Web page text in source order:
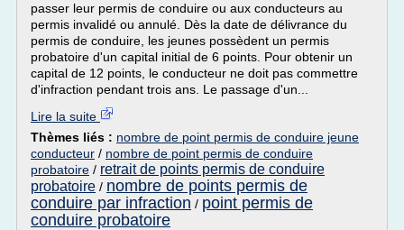
passer leur permis de conduire ou aux conducteurs au
permis invalidé ou annulé. Dès la date de délivrance du
permis de conduire, les jeunes possèdent un permis
probatoire d'un capital initial de 6 points. Pour obtenir un
capital de 12 points, le conducteur ne doit pas commettre
d'infraction pendant trois ans. Le passage d'un...
Lire la suite
Thèmes liés : nombre de point permis de conduire jeune
conducteur / nombre de point permis de conduire
probatoire / retrait de points permis de conduire
probatoire / nombre de points permis de
conduire par infraction / point permis de
conduire probatoire